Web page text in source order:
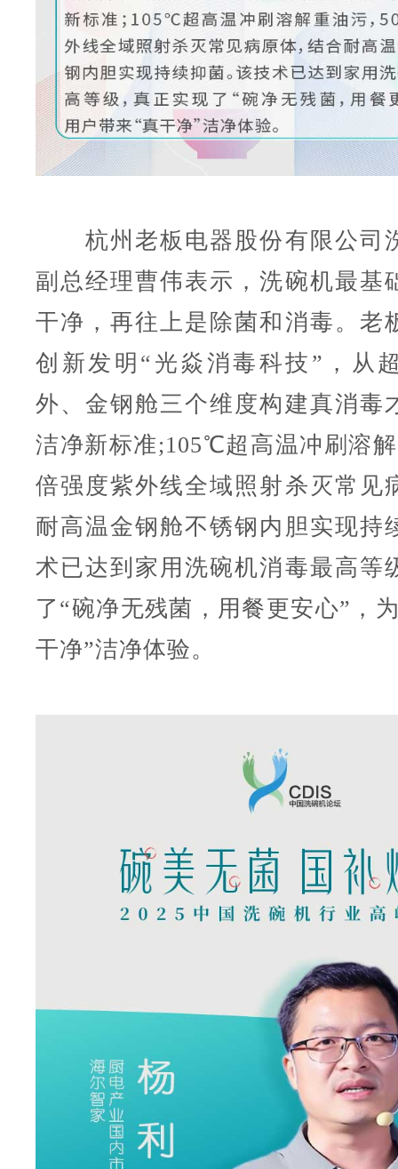
杭州老板电器股份有限公司
副总经理曹伟表示，洗碗机最基
干净，再往上是除菌和消毒。老
创新发明“光焱消毒科技”，从
外、金钢舱三个维度构建真消毒
洁净新标准;105℃超高温冲刷溶
倍强度紫外线全域照射杀灭常见
耐高温金钢舱不锈钢内胆实现持
术已达到家用洗碗机消毒最高等
了“碗净无残菌，用餐更安心”，
干净”洁净体验。